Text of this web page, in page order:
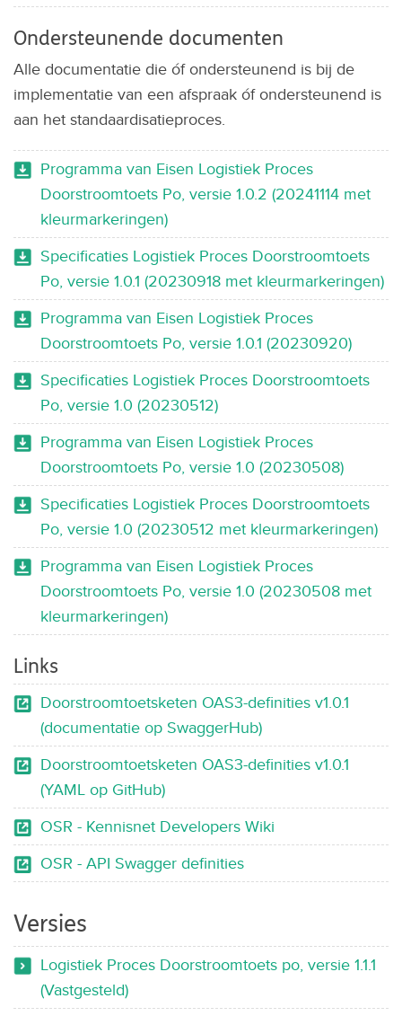
Ondersteunende documenten
Alle documentatie die óf ondersteunend is bij de
implementatie van een afspraak óf ondersteunend is
aan het standaardisatieproces.
Programma van Eisen Logistiek Proces
Doorstroomtoets Po, versie 1.0.2 (20241114 met
kleurmarkeringen)
Specificaties Logistiek Proces Doorstroomtoets
Po, versie 1.0.1 (20230918 met kleurmarkeringen)
Programma van Eisen Logistiek Proces
Doorstroomtoets Po, versie 1.0.1 (20230920)
Specificaties Logistiek Proces Doorstroomtoets
Po, versie 1.0 (20230512)
Programma van Eisen Logistiek Proces
Doorstroomtoets Po, versie 1.0 (20230508)
Specificaties Logistiek Proces Doorstroomtoets
Po, versie 1.0 (20230512 met kleurmarkeringen)
Programma van Eisen Logistiek Proces
Doorstroomtoets Po, versie 1.0 (20230508 met
kleurmarkeringen)
Links
Doorstroomtoetsketen OAS3-definities v1.0.1
(documentatie op SwaggerHub)
Doorstroomtoetsketen OAS3-definities v1.0.1
(YAML op GitHub)
OSR - Kennisnet Developers Wiki
OSR - API Swagger definities
Versies
Logistiek Proces Doorstroomtoets po, versie 1.1.1
(Vastgesteld)